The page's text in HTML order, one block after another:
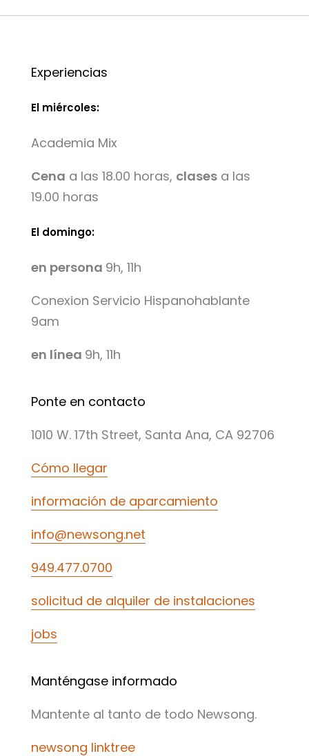
Experiencias
El miércoles:
Academia Mix
Cena a las 18.00 horas, clasesa las
19.00 horas
El domingo:
en persona 9h, 11h
Conexion Servicio Hispanohablante
9am
en línea 9h, 11h
Ponte en contacto
1010 W. 17th Street, Santa Ana, CA 92706
Cómo llegar
información de aparcamiento
info@newsong.net
949.477.0700
solicitud de alquiler de instalaciones
jobs
Manténgase informado
Mantente al tanto de todo Newsong.
newsong linktree